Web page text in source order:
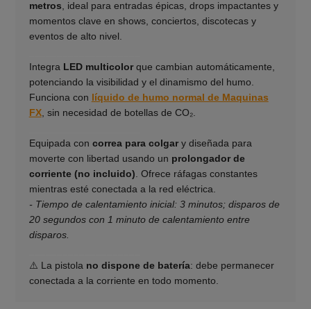
metros , ideal para entradas épicas, drops impactantes y
momentos clave en shows, conciertos, discotecas y
eventos de alto nivel.
Integra LED multicolorque cambian automáticamente,
potenciando la visibilidad y el dinamismo del humo.
Funciona con líquido de humo normal de Maquinas
FX, sin necesidad de botellas de CO₂.
Equipada con correa para colgary diseñada para
moverte con libertad usando un prolongador de
corriente (no incluido) . Ofrece ráfagas constantes
mientras esté conectada a la red eléctrica.
- Tiempo de calentamiento inicial: 3 minutos; disparos de
20 segundos con 1 minuto de calentamiento entre
disparos.
⚠️ La pistola no dispone de batería: debe permanecer
conectada a la corriente en todo momento.